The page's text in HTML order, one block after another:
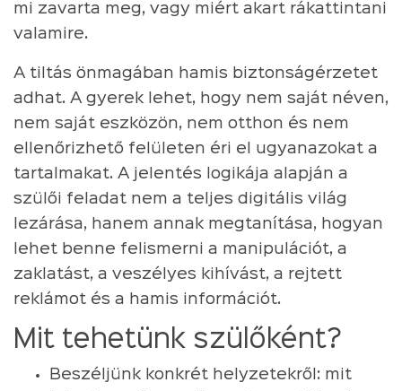
mi zavarta meg, vagy miért akart rákattintani
valamire.
A tiltás önmagában hamis biztonságérzetet
adhat. A gyerek lehet, hogy nem saját néven,
nem saját eszközön, nem otthon és nem
ellenőrizhető felületen éri el ugyanazokat a
tartalmakat. A jelentés logikája alapján a
szülői feladat nem a teljes digitális világ
lezárása, hanem annak megtanítása, hogyan
lehet benne felismerni a manipulációt, a
zaklatást, a veszélyes kihívást, a rejtett
reklámot és a hamis információt.
Mit tehetünk szülőként?
Beszéljünk konkrét helyzetekről: mit